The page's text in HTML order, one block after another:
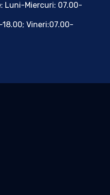
Luni-Miercuri: 07.00-
Vineri:07.00-